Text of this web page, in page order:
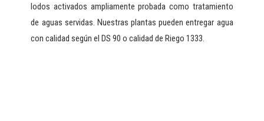
lodos activados ampliamente probada como tratamiento
de aguas servidas. Nuestras plantas pueden entregar agua
con calidad según el DS 90 o calidad de Riego 1333.